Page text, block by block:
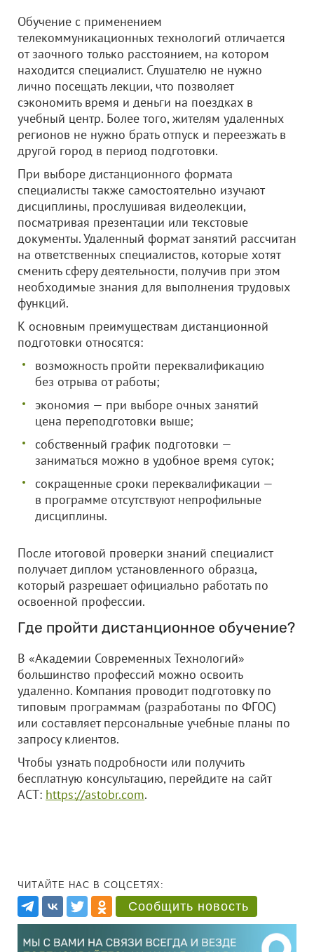
Обучение с применением
телекоммуникационных технологий отличается
от заочного только расстоянием, на котором
находится специалист. Слушателю не нужно
лично посещать лекции, что позволяет
сэкономить время и деньги на поездках в
учебный центр. Более того, жителям удаленных
регионов не нужно брать отпуск и переезжать в
другой город в период подготовки.
При выборе дистанционного формата
специалисты также самостоятельно изучают
дисциплины, прослушивая видеолекции,
посматривая презентации или текстовые
документы. Удаленный формат занятий рассчитан
на ответственных специалистов, которые хотят
сменить сферу деятельности, получив при этом
необходимые знания для выполнения трудовых
функций.
К основным преимуществам дистанционной
подготовки относятся:
возможность пройти переквалификацию
без отрыва от работы;
экономия — при выборе очных занятий
цена переподготовки выше;
собственный график подготовки —
заниматься можно в удобное время суток;
сокращенные сроки переквалификации —
в программе отсутствуют непрофильные
дисциплины.
После итоговой проверки знаний специалист
получает диплом установленного образца,
который разрешает официально работать по
освоенной профессии.
Где пройти дистанционное обучение?
В «Академии Современных Технологий»
большинство профессий можно освоить
удаленно. Компания проводит подготовку по
типовым программам (разработаны по ФГОС)
или составляет персональные учебные планы по
запросу клиентов.
Чтобы узнать подробности или получить
бесплатную консультацию, перейдите на сайт
АСТ: https://astobr.com.
ЧИТАЙТЕ НАС В СОЦСЕТЯХ:
Сообщить новость